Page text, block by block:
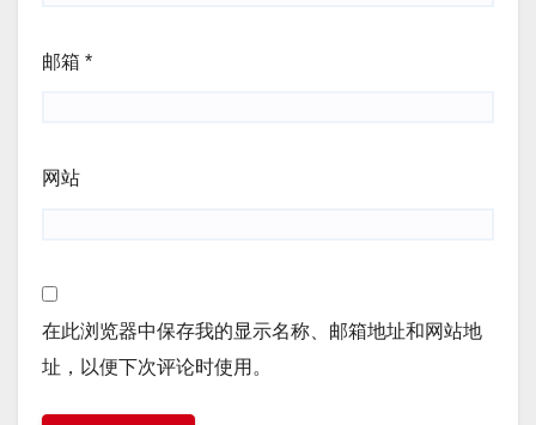
邮箱 *
网站
在此浏览器中保存我的显示名称、邮箱地址和网站地
址，以便下次评论时使用。